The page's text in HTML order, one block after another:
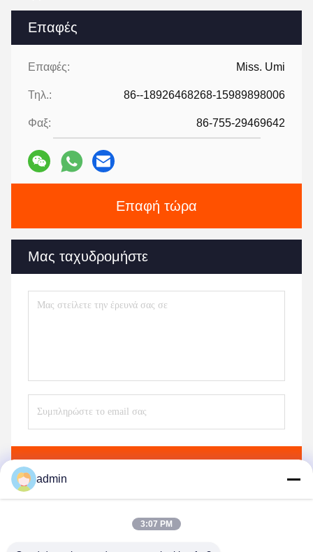
Επαφές
Επαφές: Miss. Umi
Τηλ.: 86--18926468268-15989898006
Φαξ: 86-755-29469642
Επαφή τώρα
Μας ταχυδρομήστε
admin
3:07 PM